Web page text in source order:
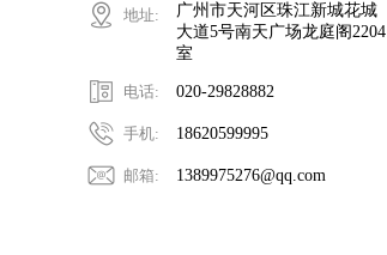
地址:
广州市天河区珠江新城花城
大道5号南天广场龙庭阁2204
室
电话: 020-29828882
手机: 18620599995
邮箱: 1389975276@qq.com